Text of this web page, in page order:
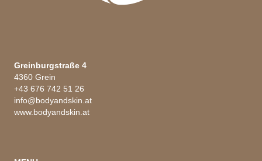
Greinburgstraße 4
4360 Grein
+43 676 742 51 26
info@bodyandskin.at
www.bodyandskin.at